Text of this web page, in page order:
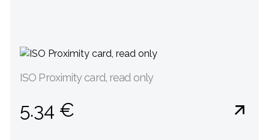
ISO Proximity card, read only
5.34 €